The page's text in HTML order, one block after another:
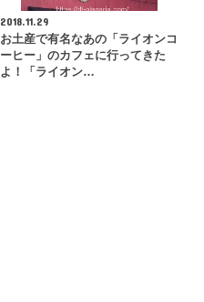
2018.11.29
お土産で有名なあの「ライオンコ
ーヒー」のカフェに行ってきた
よ！「ライオン…